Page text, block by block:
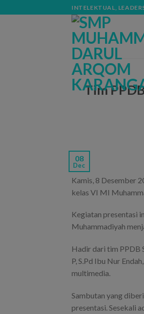
to
INTELEKTUAL,
Tim
08
Dec
Kamis, 8 Desember
kelas VI MI
Kegiatan presentasi
Muhammadiyah
Hadir dari tim PPDB
P, S.Pd Ibu Nur
multimedia.
Sambutan yang
presentasi. Sesekali